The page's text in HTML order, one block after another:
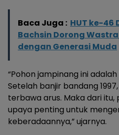
Baca Juga : HUT ke-46
Bachsin Dorong
dengan Generasi Muda
“Pohon jampinang ini
Setelah banjir bandang
terbawa arus. Maka dari itu,
upaya penting untuk
keberadaannya,” ujarnya.